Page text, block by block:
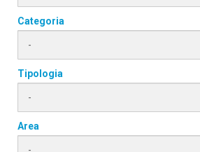
Categoria
Tipologia
Area